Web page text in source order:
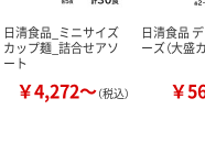
日清食品_ミニサイズ
カップ麺_詰合せアソ
ート
￥4,272～（税込）
日清食品
ーズ（大盛
￥